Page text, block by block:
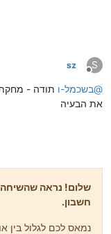
S
מנותק
sz
@בשכמל-ו תודה -
את הבעיה
שלום! נראה שהשיחה
חשבון.
נמאס לכם לגלול בין